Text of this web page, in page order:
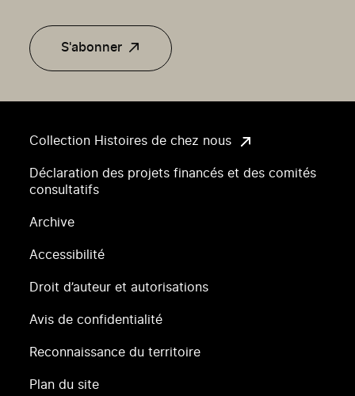
Collection Histoires de chez nous
Déclaration des projets financés et des comités
consultatifs
Archive
Accessibilité
Droit d’auteur et autorisations
Avis de confidentialité
Reconnaissance du territoire
Plan du site
S'abonner